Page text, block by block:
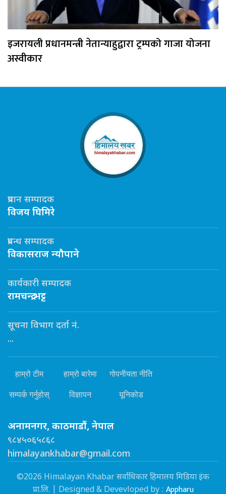
इजरायली प्रधानमन्त्री नेतान्याहुद्वारा ट्रम्पको गाजा योजना
अस्वीकार
प्रधान सम्पादक
विजय घिमिरे
प्रबन्ध सम्पादक
विकासराज न्यौपाने
कार्यकारी सम्पादक
रामचन्द्र भट्ट
सूचना विभाग दर्ता नं.
...
हाम्रो टीम हाम्रो बारेमा गोपनीयता नीति
सम्पर्क गर्नुहोस् विज्ञापन यूनिकोड
अनामनगर, काठमाडौं, नेपाल
९८४५०६५८६८
himalayankhabar@gmail.com
©2026 Himalayan Khabar सर्वाधिकार हिमालय मिडिया इंक
प्रा.लि. | Designed & Devevloped by : Appharu